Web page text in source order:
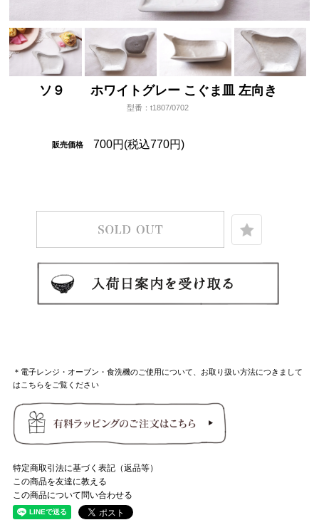
ソ９ ホワイトグレー こぐま皿 左向き
型番：t1807/0702
販売価格 700円(税込770円)
＊電子レンジ・オーブン・食洗機のご使用について、お取り扱い方法につきまして
はこちらをご覧ください
特定商取引法に基づく表記（返品等）
この商品を友達に教える
この商品について問い合わせる